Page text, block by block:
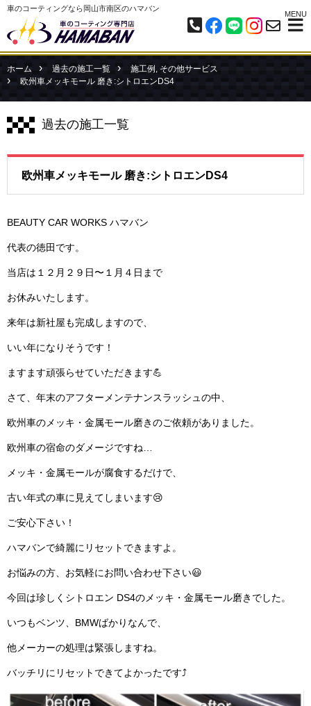
車のコーティングなら岡山市南区のハマバン
MENU
ホーム 過去の施工一覧 施工例 , その他サービス
欧州車メッキモール 磨き:シトロエンDS4
過去の施工一覧
欧州車メッキモール 磨き:シトロエンDS4
BEAUTY CAR WORKS ハマバン
代表の徳田です。
当店は１２月２９日〜１月４日まで
お休みいたします。
来年は新社屋も完成しますので、
いい年になりそうです！
ますます頑張らせていただきます💪
さて、年末のアフターメンテナンスラッシュの中、
欧州車のメッキ・金属モール磨きのご依頼がありました。
欧州車の宿命のダメージですね…
メッキ・金属モールが腐食するだけで、
古い年式の車に見えてしまいます😢
ご安心下さい！
ハマバンで綺麗にリセットできますよ。
お悩みの方、お気軽にお問い合わせ下さい😃
今回は珍しくシトロエン DS4のメッキ・金属モール磨きでした。
いつもベンツ、BMWばかりなんで、
他メーカーの処理は緊張しますね。
バッチリにリセットできてよかったです⤴️